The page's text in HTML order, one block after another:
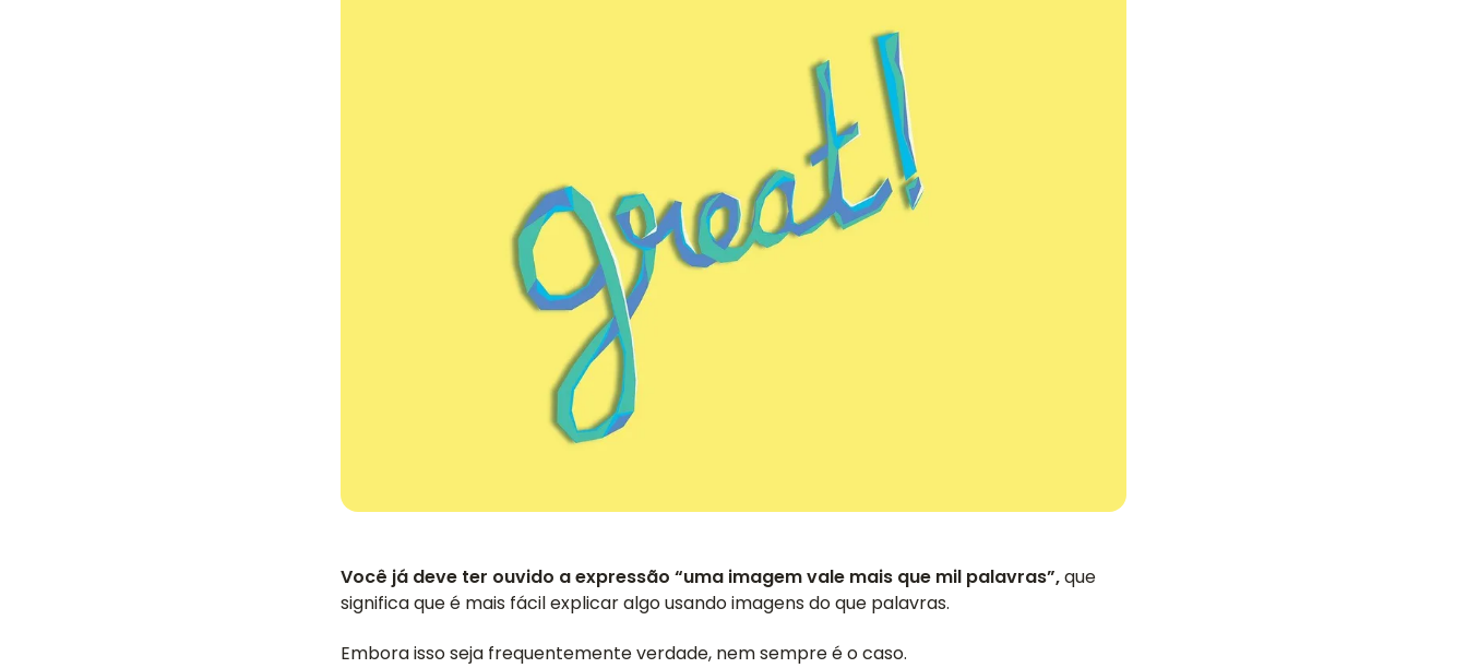
Você já deve ter ouvido a expressão “uma imagem vale mais que mil palavras”,que
significa que é mais fácil explicar algo usando imagens do que palavras.
Embora isso seja frequentemente verdade, nem sempre é o caso.